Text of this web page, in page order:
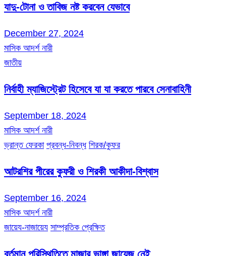
যাদু-টোনা ও তাবিজ নষ্ট করবেন যেভাবে
December 27, 2024
মাসিক আদর্শ নারী
জাতীয়
নির্বাহী ম্যাজিস্ট্রেট হিসেবে যা যা করতে পারবে সেনাবাহিনী
September 18, 2024
মাসিক আদর্শ নারী
ভ্রান্ত ফেরকা প্রবন্ধ-নিবন্ধ শিরক/কুফর
আটরশির পীরের কুফরী ও শিরকী আকীদা-বিশ্বাস
September 16, 2024
মাসিক আদর্শ নারী
জায়েয-নাজায়েয সাম্প্রতিক প্রেক্ষিত